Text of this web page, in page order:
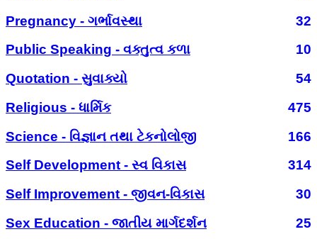
Pregnancy - ગર્ભાવસ્થા
32
Public Speaking - વક્તુત્વ કળા
10
Quotation - સુવાક્યો
54
Religious - ધાર્મિક
475
Science - વિજ્ઞાન તથા ટેકનોલોજી
166
Self Development - સ્વ વિકાસ
314
Self Improvement - જીવન-વિકાસ
30
Sex Education - જાતીય માર્ગદર્શન
25